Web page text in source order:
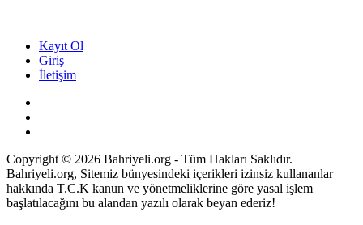
Kayıt Ol
Giriş
İletişim
Copyright © 2026 Bahriyeli.org - Tüm Hakları Saklıdır.
Bahriyeli.org, Sitemiz bünyesindeki içerikleri izinsiz kullananlar
hakkında T.C.K kanun ve yönetmeliklerine göre yasal işlem
başlatılacağını bu alandan yazılı olarak beyan ederiz!